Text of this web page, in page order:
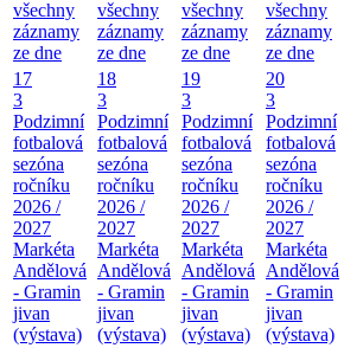
všechny
záznamy
ze dne
všechny
záznamy
ze dne
všechny
záznamy
ze dne
všechny
záznamy
ze dne
17
3
Podzimní
fotbalová
sezóna
ročníku
2026 /
2027
Markéta
Andělová
- Gramin
jivan
(výstava)
18
3
Podzimní
fotbalová
sezóna
ročníku
2026 /
2027
Markéta
Andělová
- Gramin
jivan
(výstava)
19
3
Podzimní
fotbalová
sezóna
ročníku
2026 /
2027
Markéta
Andělová
- Gramin
jivan
(výstava)
20
3
Podzimní
fotbalová
sezóna
ročníku
2026 /
2027
Markéta
Andělová
- Gramin
jivan
(výstava)